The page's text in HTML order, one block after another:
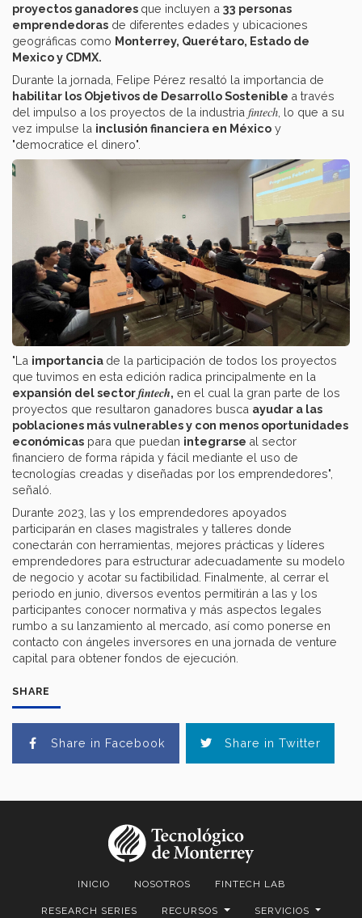
SHARE
Share in Facebook Share in Twitter
proyectos ganadores que incluyen a 33 personas
emprendedoras de diferentes edades y ubicaciones
geográficas como Monterrey, Querétaro, Estado de
Mexico y CDMX.
Durante la jornada, Felipe Pérez resaltó la importancia de
habilitar los Objetivos de Desarrollo Sostenible a través
del impulso a los proyectos de la industria fintech , lo que a su
vez impulse la inclusión financiera en México y
"democratice el dinero".
"La importancia de la participación de todos los proyectos
que tuvimos en esta edición radica principalmente en la
expansión del sectorfintech, en el cual la gran parte de los
proyectos que resultaron ganadores busca ayudar a las
poblaciones más vulnerables y con menos oportunidades
económicas para que puedan integrarse al sector
financiero de forma rápida y fácil mediante el uso de
tecnologías creadas y diseñadas por los emprendedores",
señaló.
Durante 2023, las y los emprendedores apoyados
participarán en clases magistrales y talleres donde
conectarán con herramientas, mejores prácticas y líderes
emprendedores para estructurar adecuadamente su modelo
de negocio y acotar su factibilidad. Finalmente, al cerrar el
periodo en junio, diversos eventos permitirán a las y los
participantes conocer normativa y más aspectos legales
rumbo a su lanzamiento al mercado, así como ponerse en
contacto con ángeles inversores en una jornada de venture
capital para obtener fondos de ejecución.
INICIO NOSOTROS FINTECH LAB
RESEARCH SERIES RECURSOS SERVICIOS